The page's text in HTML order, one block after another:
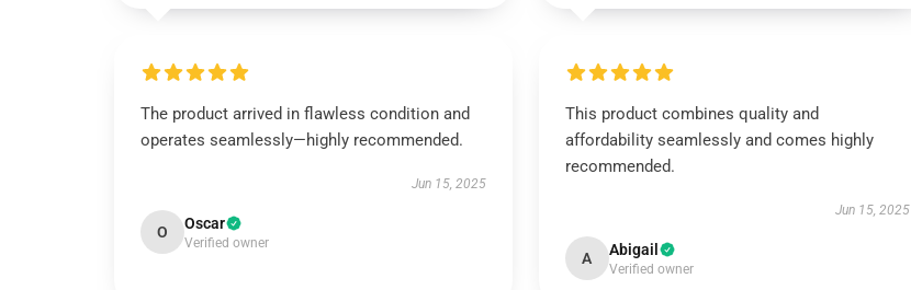
The product arrived in flawless condition and
operates seamlessly—highly recommended.
Jun 15, 2025
O Oscar
Verified owner
This product combines quality and
affordability seamlessly and comes highly
recommended.
Jun 15, 2025
A Abigail
Verified owner